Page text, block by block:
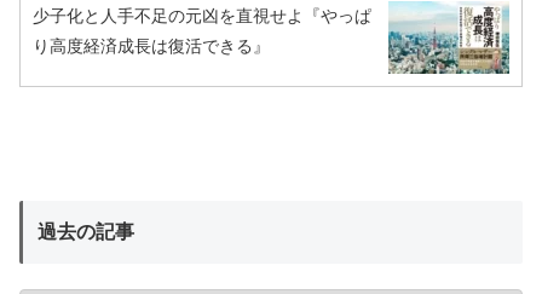
少子化と人手不足の元凶を直視せよ『やっぱ
り高度経済成長は復活できる』
過去の記事